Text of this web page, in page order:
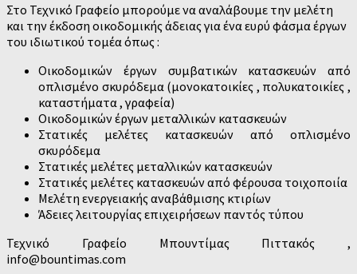
Στο Τεχνικό Γραφείο μπορούμε να αναλάβουμε την μελέτη
και την έκδοση οικοδομικής άδειας για ένα ευρύ φάσμα έργων
του ιδιωτικού τομέα όπως :
Οικοδομικών έργων συμβατικών κατασκευών από
οπλισμένο σκυρόδεμα (μονοκατοικίες , πολυκατοικίες ,
καταστήματα , γραφεία)
Οικοδομικών έργων μεταλλικών κατασκευών
Στατικές μελέτες κατασκευών από οπλισμένο
σκυρόδεμα
Στατικές μελέτες μεταλλικών κατασκευών
Στατικές μελέτες κατασκευών από φέρουσα τοιχοποιία
Μελέτη ενεργειακής αναβάθμισης κτιρίων
Άδειες λειτουργίας επιχειρήσεων παντός τύπου
Τεχνικό Γραφείο Μπουντίμας Πιττακός ,
info@bountimas.com